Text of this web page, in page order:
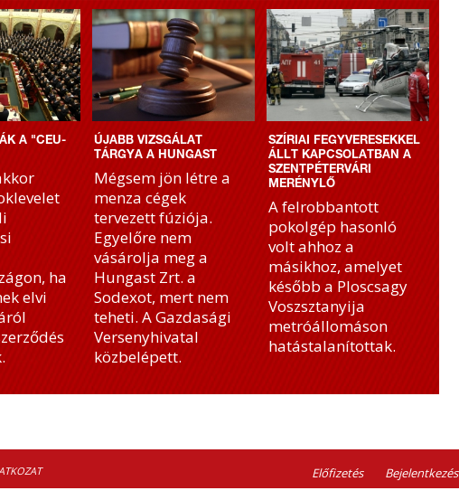
A "CEU-
ha
elvi
ÚJABB VIZSGÁLAT
TÁRGYA A HUNGAST
Mégsem jön létre a
menza cégek
tervezett fúziója.
Egyelőre nem
vásárolja meg a
Hungast Zrt. a
Sodexot, mert nem
teheti. A Gazdasági
Versenyhivatal
közbelépett.
SZÍRIAI FEGYVERESEKKEL
ÁLLT KAPCSOLATBAN A
SZENTPÉTERVÁRI
MERÉNYLŐ
A felrobbantott
pokolgép hasonló
volt ahhoz a
másikhoz, amelyet
később a Ploscsagy
Voszsztanyija
metróállomáson
hatástalanítottak.
Előfizetés Bejelentkezés